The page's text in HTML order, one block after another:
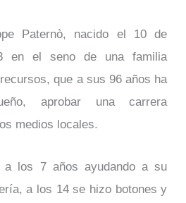
Paternò, nacido el 10 de
en el seno de una familia
que a sus 96 años ha
aprobar una carrera
medios locales.
a los 7 años ayudando a su
a los 14 se hizo botones y